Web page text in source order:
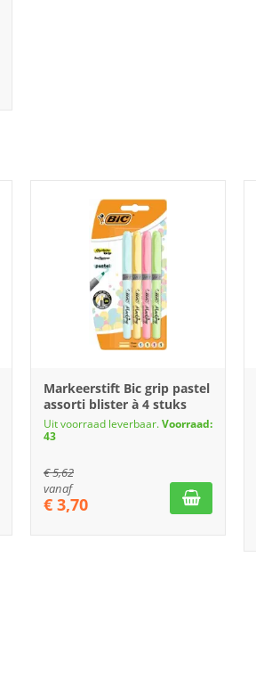
Markeerstift Bic grip pastel
assorti blister à 4 stuks
Uit voorraad leverbaar.Voorraad:
43
€5,62
vanaf
€ 3,70